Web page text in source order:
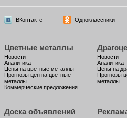
ВКонтакте Одноклассники
Цветные металлы
Новости
Аналитика
Цены на цветные металлы
Прогнозы цен на цветные
металлы
Коммерческие предложения
Новости
Аналитика
Цены на
Прогнозы
металлы
Доска объявлений